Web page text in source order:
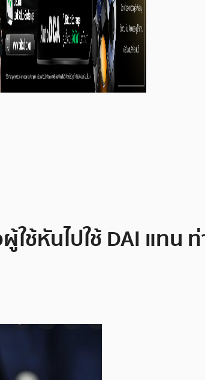
ใช้หันไปใช้ DAI แท